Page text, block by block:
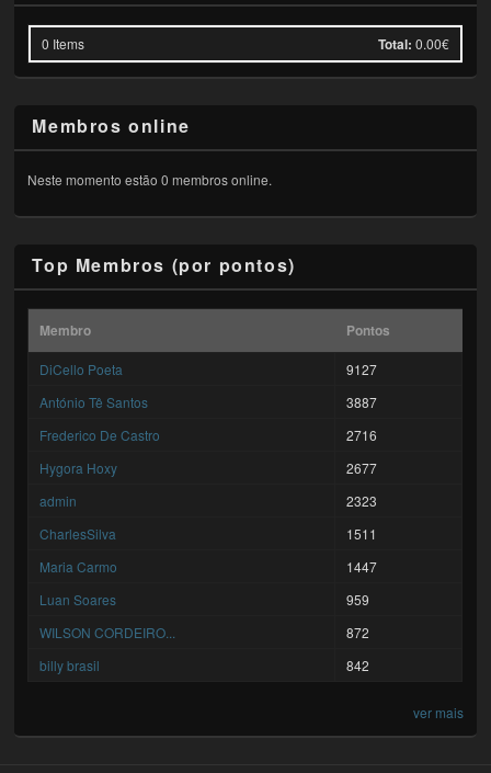
0 Items Total: 0.00€
Membros online
Neste momento estão 0 membros online.
Top Membros (por pontos)
Membro Pontos
DiCello Poeta
9127
António Tê Santos
3887
Frederico De Castro
2716
Hygora Hoxy
2677
admin
2323
CharlesSilva
1511
Maria Carmo
1447
Luan Soares
959
WILSON CORDEIRO...
872
billy brasil
842
ver mais